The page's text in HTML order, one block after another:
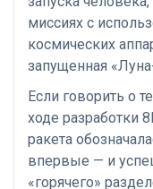
миссиях с
космических
запущенная
Если говорить о
ходе разработки
ракета
впервые — и
«горячего»